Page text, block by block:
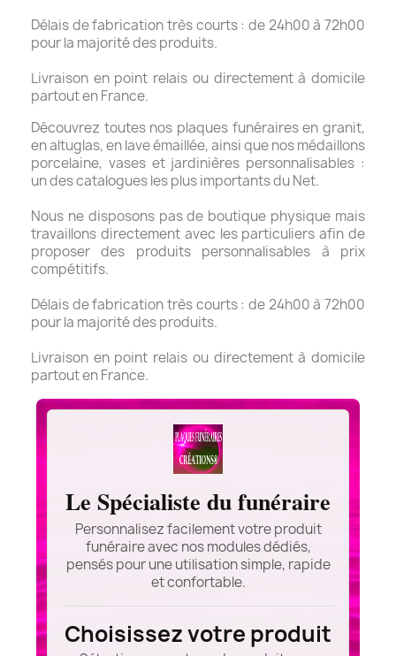
Délais de fabrication très courts : de 24h00 à 72h00
pour la majorité des produits.
Livraison en point relais ou directement à domicile
partout en France.
Découvrez toutes nos plaques funéraires en granit,
en altuglas, en lave émaillée, ainsi que nos médaillons
porcelaine, vases et jardinières personnalisables :
un des catalogues les plus importants du Net.
Nous ne disposons pas de boutique physique mais
travaillons directement avec les particuliers afin de
proposer des produits personnalisables à prix
compétitifs.
Délais de fabrication très courts : de 24h00 à 72h00
pour la majorité des produits.
Livraison en point relais ou directement à domicile
partout en France.
Le Spécialiste du funéraire
Personnalisez facilement votre produit
funéraire avec nos modules dédiés,
pensés pour une utilisation simple, rapide
et confortable.
Choisissez votre produit